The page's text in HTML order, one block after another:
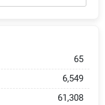
65
6,549
61,308